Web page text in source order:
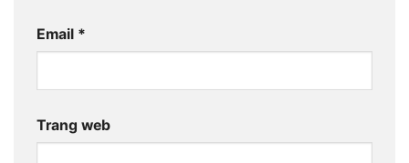
Email *
Trang web